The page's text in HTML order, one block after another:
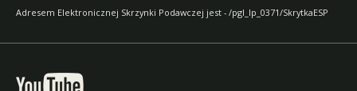
Adresem Elektronicznej Skrzynki Podawczej jest - /pgl_lp_0371/SkrytkaESP